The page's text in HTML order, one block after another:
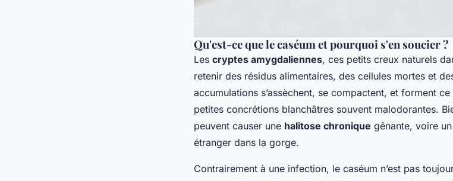
Qu'est-ce que le caséum et pourquoi s'en soucier ?
Les cryptes amygdaliennes, ces petits creux naturels
retenir des résidus alimentaires, des cellules mortes et
accumulations s’assèchent, se compactent, et forment ce
petites concrétions blanchâtres souvent malodorantes.
peuvent causer une halitose chronique gênante, voire
étranger dans la gorge.
Contrairement à une infection, le caséum n’est pas